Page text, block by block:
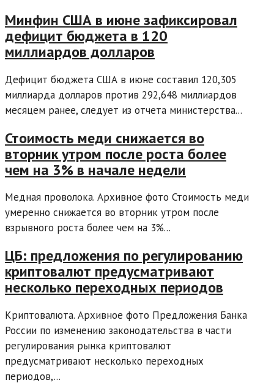
Минфин США в июне зафиксировал
дефицит бюджета в 120
миллиардов долларов
Дефицит бюджета США в июне составил 120,305
миллиарда долларов против 292,648 миллиардов
месяцем ранее, следует из отчета министерства...
Стоимость меди снижается во
вторник утром после роста более
чем на 3% в начале недели
Медная проволока. Архивное фото Стоимость меди
умеренно снижается во вторник утром после
взрывного роста более чем на 3%...
ЦБ: предложения по регулированию
криптовалют предусматривают
несколько переходных периодов
Криптовалюта. Архивное фото Предложения Банка
России по изменению законодательства в части
регулирования рынка криптовалют
предусматривают несколько переходных
периодов,...